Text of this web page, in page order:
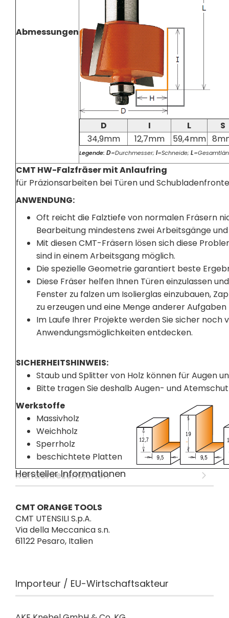
Abmessungen
D I L
S
34,9mm
12,7mm 59,4mm
Legende: D=Durchmesser;I=Schneide;L
CMT HW-Falzfräser mit Anlaufring
für Präzionsarbeiten bei Türen und
ANWENDUNG:
Oft reicht die Falztiefe von normalen Fräsern
Bearbeitung mindestens zwei Arbeitsgänge
Mit diesen CMT-Fräsern lösen sich diese
sind in einem Arbeitsgang möglich.
Die spezielle Geometrie garantiert beste
Diese Fräser helfen Ihnen Türen einzulassen
Fenster zu falzen um Isolierglas einzubauen,
zu erzeugen und eine Menge anderer
Im Laufe Ihrer Projekte werden Sie sicher
Anwendungsmöglichkeiten entdecken.
SICHERHEITSHINWEIS:
Staub und Splitter von Holz können für Augen
Bitte tragen Sie deshalb Augen- und
Werkstoffe
Massivholz
Weichholz
Sperrholz
beschichtete Platten
Kundenrezensionen
Hersteller Informationen
CMT ORANGE TOOLS
CMT UTENSILI S.p.A.
Via della Meccanica s.n.
61122 Pesaro, Italien
Importeur / EU-Wirtschaftsakteur